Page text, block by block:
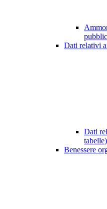
Dati relativi
Dati
tabelle)
Benessere